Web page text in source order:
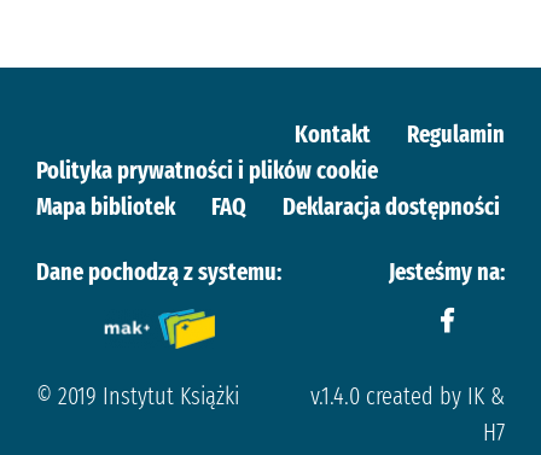
Kontakt
Regulamin
Polityka prywatności i plików cookie
Mapa bibliotek
FAQ Deklaracja dostępności
Dane pochodzą z systemu: Jesteśmy na:
© 2019 Instytut Książki
v.1.4.0 created by IK &
H7